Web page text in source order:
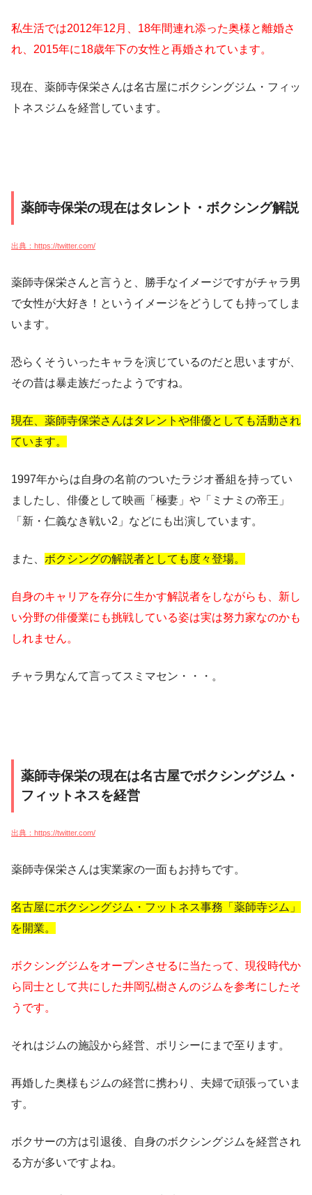
私生活では2012年12月、18年間連れ添った奥様と離婚さ
れ、2015年に18歳年下の女性と再婚されています。
現在、薬師寺保栄さんは名古屋にボクシングジム・フィッ
トネスジムを経営しています。
薬師寺保栄の現在はタレント・ボクシング解説
出典：https://twitter.com/
薬師寺保栄さんと言うと、勝手なイメージですがチャラ男
で女性が大好き！というイメージをどうしても持ってしま
います。
恐らくそういったキャラを演じているのだと思いますが、
その昔は暴走族だったようですね。
現在、薬師寺保栄さんはタレントや俳優としても活動され
ています。
1997年からは自身の名前のついたラジオ番組を持ってい
ましたし、俳優として映画「極妻」や「ミナミの帝王」
「新・仁義なき戦い2」などにも出演しています。
また、 ボクシングの解説者としても度々登場。
自身のキャリアを存分に生かす解説者をしながらも、新し
い分野の俳優業にも挑戦している姿は実は努力家なのかも
しれません。
チャラ男なんて言ってスミマセン・・・。
薬師寺保栄の現在は名古屋でボクシングジム・
フィットネスを経営
出典：https://twitter.com/
薬師寺保栄さんは実業家の一面もお持ちです。
名古屋にボクシングジム・フットネス事務「薬師寺ジム」
を開業。
ボクシングジムをオープンさせるに当たって、現役時代か
ら同士として共にした井岡弘樹さんのジムを参考にしたそ
うです。
それはジムの施設から経営、ポリシーにまで至ります。
再婚した奥様もジムの経営に携わり、夫婦で頑張っていま
す。
ボクサーの方は引退後、自身のボクシングジムを経営され
る方が多いですよね。